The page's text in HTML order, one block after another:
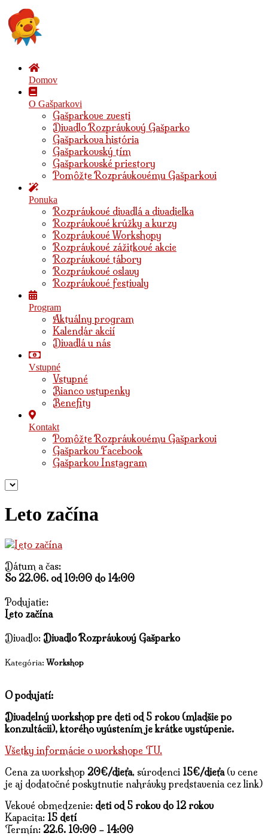
Domov
O Gašparkovi
Gašparkove zvesti
Divadlo Rozprávkový Gašparko
Gašparkova história
Gašparkovský tím
Gašparkovské priestory
Pomôžte Rozprávkovému Gašparkovi
Ponuka
Rozprávkové divadlá a divadielka
Rozprávkové krúžky a kurzy
Rozprávkové Workshopy
Rozprávkové zážitkové akcie
Rozprávkové tábory
Rozprávkové oslavy
Rozprávkové festivaly
Program
Aktuálny program
Kalendár akcií
Divadlá u nás
Vstupné
Vstupné
Bianco vstupenky
Benefity
Kontakt
Pomôžte Rozprávkovému Gašparkovi
Gašparkov Facebook
Gašparkov Instagram
Leto začína
Dátum a čas:
So 22.06. od 10:00 do 14:00
Podujatie:
Leto začína
Divadlo: Divadlo Rozprávkový Gašparko
Kategória: Workshop
O podujatí:
Divadelný workshop pre deti od 5 rokov (mladšie po
konzultácii), ktorého vyústením je krátke vystúpenie.
Všetky informácie o workshope TU.
Cena za workshop 20€/dieťa, súrodenci 15€/dieťa(v cene
je aj dodatočné poskytnutie nahrávky predstavenia cez link)
Vekové obmedzenie: deti od 5 rokov do 12 rokov
Kapacita: 15 detí
Termín: 22.6. 10:00 – 14:00